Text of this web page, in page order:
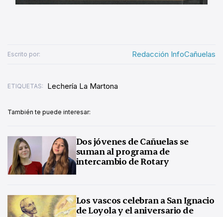
Escrito por: Redacción InfoCañuelas
ETIQUETAS: Lechería La Martona
También te puede interesar:
Dos jóvenes de Cañuelas se
suman al programa de
intercambio de Rotary
Los vascos celebran a San Ignacio
de Loyola y el aniversario de